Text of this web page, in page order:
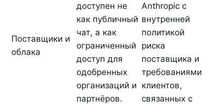
Поставщики и
облака
доступен не
как публичный
чат, а как
ограниченный
доступ для
одобренных
организаций и
партнёров.
Anthropic с
внутренней
политикой
риска
поставщика и
требованиями
клиентов,
связанных с